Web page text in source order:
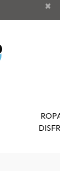
×